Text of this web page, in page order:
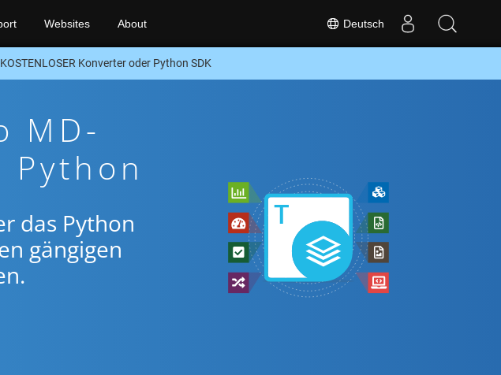
Deutsch
Websites About
Konverter oder Python SDK
MD-
das Python
gängigen